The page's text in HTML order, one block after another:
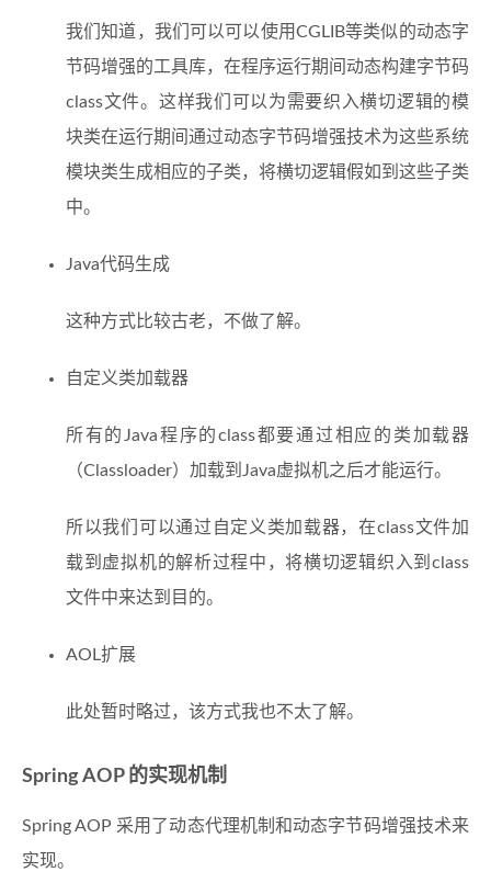
我们知道，我们可以可以使用CGLIB等类似的动态字
节码增强的工具库，在程序运行期间动态构建字节码
class文件。这样我们可以为需要织入横切逻辑的模
块类在运行期间通过动态字节码增强技术为这些系统
模块类生成相应的子类，将横切逻辑假如到这些子类
中。
Java代码生成
这种方式比较古老，不做了解。
自定义类加载器
所有的Java程序的class都要通过相应的类加载器
（Classloader）加载到Java虚拟机之后才能运行。
所以我们可以通过自定义类加载器，在class文件加
载到虚拟机的解析过程中，将横切逻辑织入到class
文件中来达到目的。
AOL扩展
此处暂时略过，该方式我也不太了解。
Spring AOP 的实现机制
Spring AOP 采用了动态代理机制和动态字节码增强技术来
实现。